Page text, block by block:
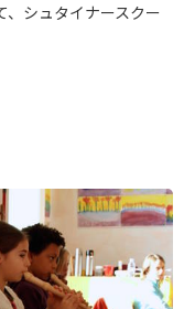
、シュタイナースクー